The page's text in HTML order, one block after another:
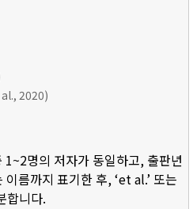
2020)
명의 저자가 동일하고, 출판년
름까지 표기한 후, ‘et al.’ 또는
합니다.